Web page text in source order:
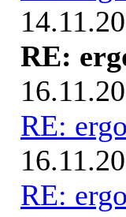
RE:
RE:
RE: